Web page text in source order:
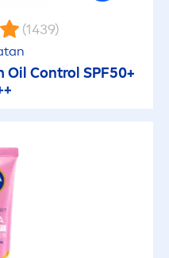
(1439)
Oil Control SPF50+